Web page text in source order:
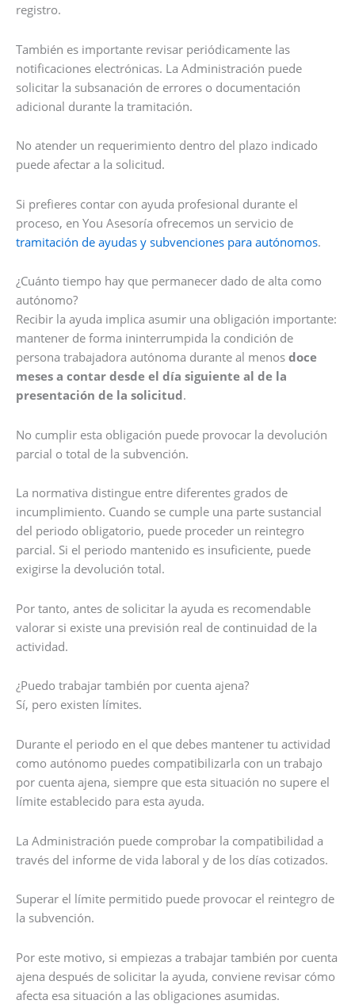
registro.
También es importante revisar periódicamente las
notificaciones electrónicas. La Administración puede
solicitar la subsanación de errores o documentación
adicional durante la tramitación.
No atender un requerimiento dentro del plazo indicado
puede afectar a la solicitud.
Si prefieres contar con ayuda profesional durante el
proceso, en You Asesoría ofrecemos un servicio de
tramitación de ayudas y subvenciones para autónomos.
¿Cuánto tiempo hay que permanecer dado de alta como
autónomo?
Recibir la ayuda implica asumir una obligación importante:
mantener de forma ininterrumpida la condición de
persona trabajadora autónoma durante al menos doce
meses a contar desde el día siguiente al de la
presentación de la solicitud.
No cumplir esta obligación puede provocar la devolución
parcial o total de la subvención.
La normativa distingue entre diferentes grados de
incumplimiento. Cuando se cumple una parte sustancial
del periodo obligatorio, puede proceder un reintegro
parcial. Si el periodo mantenido es insuficiente, puede
exigirse la devolución total.
Por tanto, antes de solicitar la ayuda es recomendable
valorar si existe una previsión real de continuidad de la
actividad.
¿Puedo trabajar también por cuenta ajena?
Sí, pero existen límites.
Durante el periodo en el que debes mantener tu actividad
como autónomo puedes compatibilizarla con un trabajo
por cuenta ajena, siempre que esta situación no supere el
límite establecido para esta ayuda.
La Administración puede comprobar la compatibilidad a
través del informe de vida laboral y de los días cotizados.
Superar el límite permitido puede provocar el reintegro de
la subvención.
Por este motivo, si empiezas a trabajar también por cuenta
ajena después de solicitar la ayuda, conviene revisar cómo
afecta esa situación a las obligaciones asumidas.